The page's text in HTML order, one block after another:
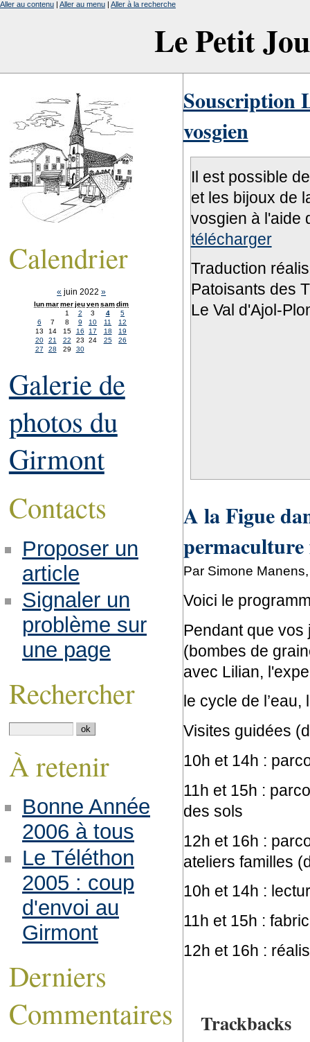
Le Petit
Aller au contenu | Aller au menu | Aller à la recherche
Souscription
vosgien
Il est possible
et les bijoux de
vosgien à l'aide
télécharger
Traduction
Patoisants des
Le Val d'Ajol-
A la Figue
permaculture
Par Simone
Voici le
Pendant que
(bombes de
avec Lilian,
le cycle de
Visites guidées
10h et 14h :
11h et 15h :
des sols
12h et 16h :
ateliers familles
10h et 14h :
11h et 15h :
12h et 16h :
Trackbacks
Calendrier
« juin 2022»
lunmarmerjeuvensamdim
1
2 3 4
5
6
7 8 9 10 11
12
13
14 15 16 17 18
19
20
21 22 23 24 25
26
27
28 29 30
Galerie de
photos du
Girmont
Contacts
Proposer un
article
Signaler un
problème sur
une page
Rechercher
À retenir
Bonne Année
2006 à tous
Le Téléthon
2005 : coup
d'envoi au
Girmont
Derniers
Commentaires